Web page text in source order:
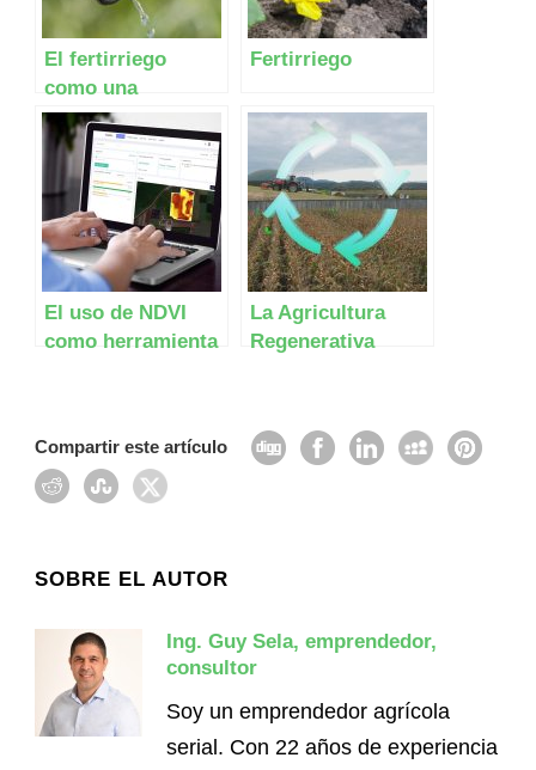
El fertirriego
como una
tecnología de
agricultura de
precisión
Fertirriego
El uso de NDVI
como herramienta
cultivos
La Agricultura
Regenerativa
Compartir este artículo
SOBRE EL AUTOR
Ing. Guy Sela, emprendedor,
consultor
Soy un emprendedor agrícola
serial. Con 22 años de experiencia